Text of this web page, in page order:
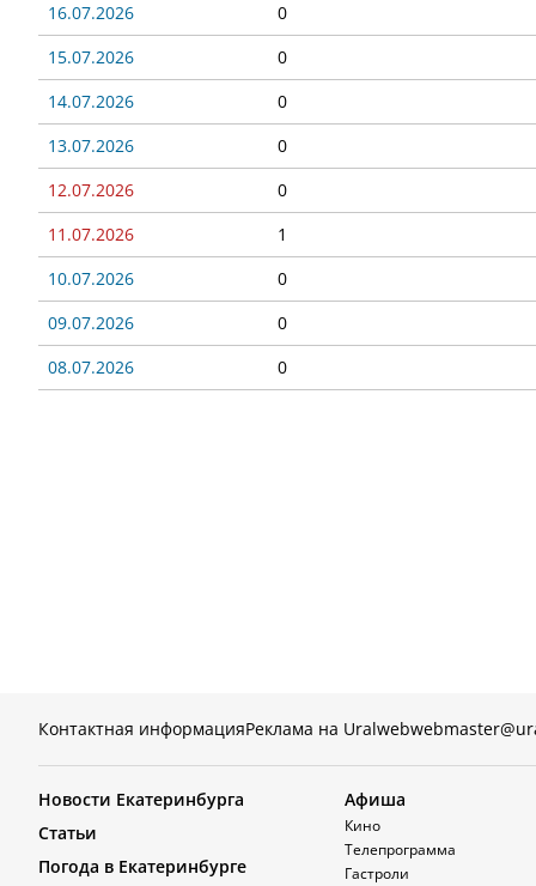
16.07.2026
0
15.07.2026
0
14.07.2026
0
13.07.2026
0
12.07.2026
0
11.07.2026
1
10.07.2026
0
09.07.2026
0
08.07.2026
0
Контактная информацияРеклама на Uralweb
Новости Екатеринбурга
Статьи
Погода в Екатеринбурге
Афиша
Кино
Телепрограмма
Гастроли